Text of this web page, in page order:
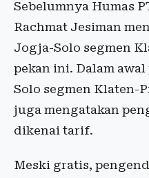
Sebelumnya Humas
Rachmat Jesiman
Jogja-Solo segmen
pekan ini. Dalam
Solo segmen Klaten-
juga mengatakan
dikenai tarif.
Meski gratis,